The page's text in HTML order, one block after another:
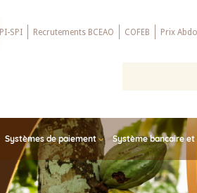
PI-SPI Recrutements BCEAO COFEB Prix
Systèmes de paiement Système bancaire